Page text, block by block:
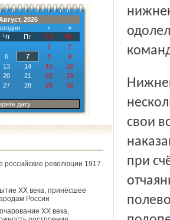
2026
›
»
Чт Пт Сб
Вс
1
2
6 7 8
9
13 14 15
16
20 21 22
23
27 28 29
30
дату
российские революции 1917
ХХ века, принёсшее
России
ХХ века,
Нижнекамцы в отличие от мытищинцев и минчан имели
свои
при